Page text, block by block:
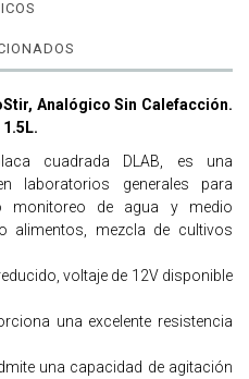
Analógico Sin Calefacción.
cuadrada DLAB, es una
laboratorios generales para
monitoreo de agua y medio
alimentos, mezcla de cultivos
voltaje de 12V disponible
una excelente resistencia
una capacidad de agitación